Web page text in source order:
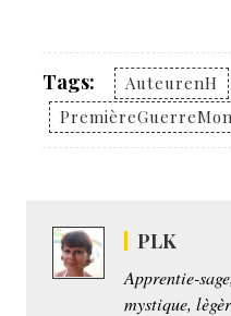
Tags: AuteurenH
PLK
Apprentie-
mystique,